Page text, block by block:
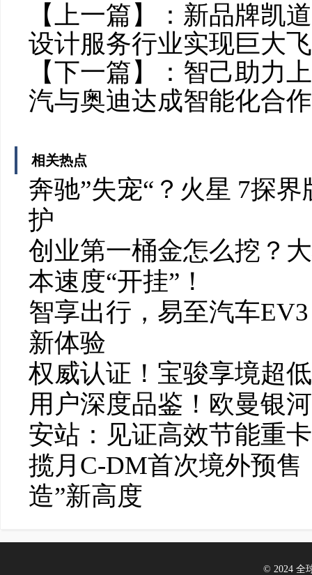
【上一篇】： 新品牌凯
设计服务行业实现巨大
【下一篇】： 智己助力
汽与奥迪达成智能化合作
相关热点
奔驰”失宠“？火星 7探
护
创业第一桶金怎么挖？
本速度“开挂”！
智享出行，易至汽车
新体验
权威认证！宝骏享境超
用户深度品鉴！欧曼银
安站：见证高效节能重
揽月C-DM首次境外预
造”新高度
© 2024 全